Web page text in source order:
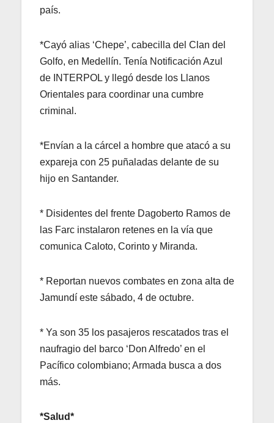
país.
*Cayó alias ‘Chepe’, cabecilla del Clan del
Golfo, en Medellín. Tenía Notificación Azul
de INTERPOL y llegó desde los Llanos
Orientales para coordinar una cumbre
criminal.
*Envían a la cárcel a hombre que atacó a su
expareja con 25 puñaladas delante de su
hijo en Santander.
* Disidentes del frente Dagoberto Ramos de
las Farc instalaron retenes en la vía que
comunica Caloto, Corinto y Miranda.
* Reportan nuevos combates en zona alta de
Jamundí este sábado, 4 de octubre.
* Ya son 35 los pasajeros rescatados tras el
naufragio del barco ‘Don Alfredo’ en el
Pacífico colombiano; Armada busca a dos
más.
*Salud*